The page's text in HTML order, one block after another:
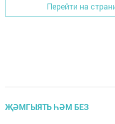
Перейти на
ҖӘМГЫЯТЬ ҺӘМ БЕЗ